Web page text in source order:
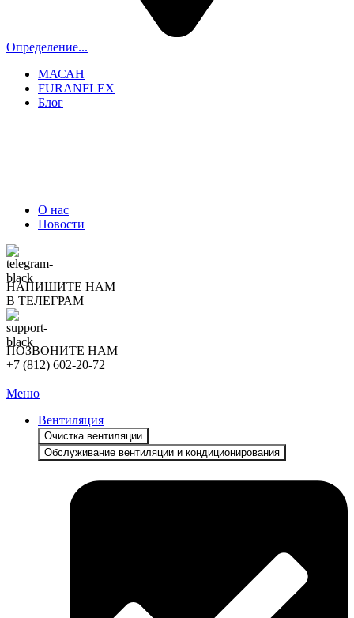
Определение...
МАСАН
FURANFLEX
Блог
О нас
Новости
НАПИШИТЕ НАМ
В ТЕЛЕГРАМ
ПОЗВОНИТЕ НАМ
+7 (812) 602-20-72
Меню
Вентиляция
Очистка вентиляции
Обслуживание вентиляции и кондиционирования